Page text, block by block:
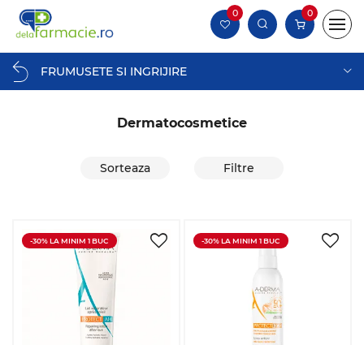
0 0
FRUMUSETE SI INGRIJIRE
Dermatocosmetice
Sorteaza Filtre
-30% LA MINIM 1 BUC -30% LA MINIM 1 BUC